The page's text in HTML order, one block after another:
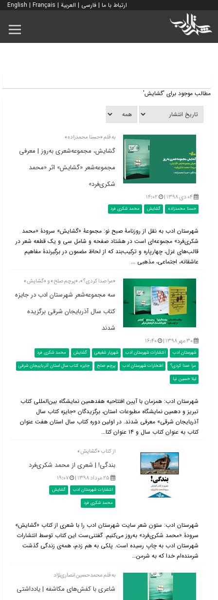
ارتباط با ما | فارسی | العربية |
English | Français
مطالب موجود برای 'گشایش'
به قلم «حسنا محمدزاده»
گشایش، مجموعه‌شعری به‌روز | معرفی
مجموعه‌شعر «گشایش» اثر «محمد
شکری‌فرد»
۰۴ دی ۱۳۹۸ | ۱۴:۰۲
حسنا محمدزاده گشایش محمد شکری فرد
شهرستان ادب به نقل از روزنامۀ صبح نو: مجموعۀ «گشایش» سرود‌ۀ «محمد
شکری‌فرد» مجموعه‌ای است در هشتاد صفحه و شامل سی و یک قطعه شعر در
قالب‌های غزل، چهارپاره و ترکیب‌بند که از لحاظ مضمون در برگیرندۀ مفاهیم
عاشقانه، اجتماعی، مذهبی ...
«مرا صدا کردی؟»، «پرچم صلح» و «گشایش»
سه مجموعه‌شعر شهرستان ادب در جایزه
کتاب سال آذربایجان شرقی برگزیده
شدند
۳۰ مهر ۱۳۹۸ | ۱۶:۴۰
شهرستان ادب انتشارات شهرستان ادب شهریار شفیعی گشایش
محمد شکری فرد
مرا صدا کردی؟
افتخارات شهرستان ادب پرچم صلح
جایزه کتاب سال استان آذرباییجان شرقی
لیلا حسین نیا
شهرستان ادب: همزمان با آیین افتتاحیه هفدهمین نمایشگاه بین‌المللی کتاب
تبریز و دهمین نمایشگاه مطبوعات استان، برگزیدگان «جایزه کتاب سال
آذربایجان شرقی» معرفی شدند. در اولین دوره کتاب سال استان هفت عنوان
کتاب به عنوان کتاب سال و ۱۴ عنوان کتا...
از کتاب «گشایش»
بندگی! | شعری از محمد شکری‌فرد
۲۵ مرداد ۱۳۹۸ | ۱۹:۰۷
انتشارات شهرستان ادب
گشایش
محمد شکری فرد
شهرستان ادب: ستون شعر سایت شهرستان ادب را با شعری از کتاب «گشایش»
سرودۀ «محمد شکری‌فرد» به‌روز می‌کنیم. گفتنی‌ست این کتاب توسط انتشارات
شهرستان ادب به چاپ رسیده است. پلکی به هم زدم، همه‌ی زندگی گذشت
شرمنده‌ام خدا که به شرمن...
به قلم محمدحسین انصاری‌نژاد
شاعری با کفش‌های مکاشفه | یادداشتی